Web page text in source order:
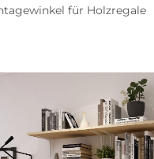
für Holzregale